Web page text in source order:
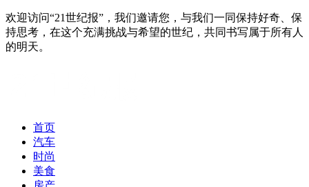
欢迎访问“21世纪报”，我们邀请您，与我们一同保持好奇、保
持思考，在这个充满挑战与希望的世纪，共同书写属于所有人
的明天。
首页
汽车
时尚
美食